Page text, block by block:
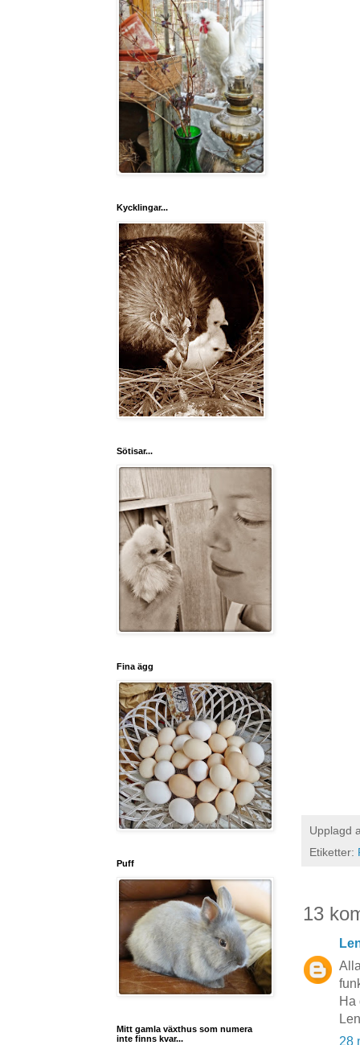
Upplagd
Etiketter:
13
Ha
28
Kycklingar...
Sötisar...
Fina ägg
Puff
Mitt gamla växthus som numera
inte finns kvar...